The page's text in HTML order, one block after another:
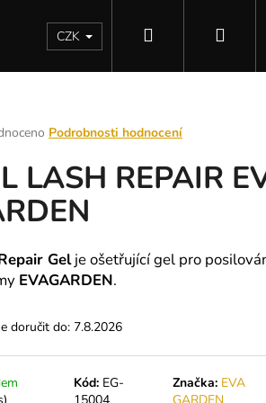
KontaktyCZK
Podrobnosti hodnocení
LASH REPAIR
Gelje ošetřující gel pro
EVAGARDEN.
doručit do: 7.8.2026
Kód: EG-
15004
Značka: EVA
GARDEN